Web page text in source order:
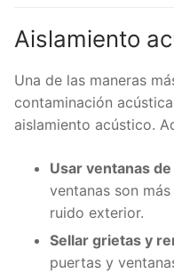
Aislamiento
Una de las maneras
contaminación
aislamiento acústico.
Usar ventanas
ventanas son
ruido exterior.
Sellar grietas y
puertas y